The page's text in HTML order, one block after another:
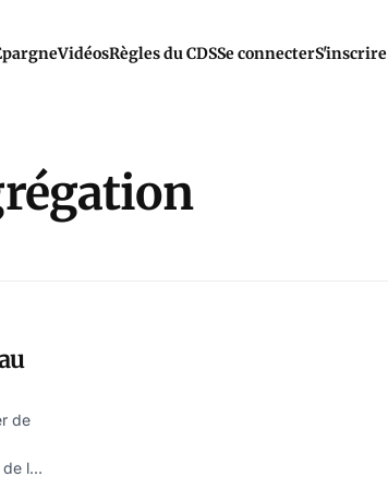
VidéosRègles du CDSSe connecterS'inscrire
de
la